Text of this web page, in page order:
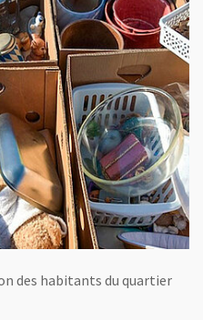
des habitants du quartier